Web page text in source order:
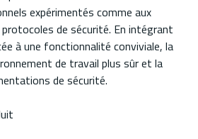
expérimentés comme aux
de sécurité. En intégrant
à une fonctionnalité conviviale, la
de travail plus sûr et la
de sécurité.